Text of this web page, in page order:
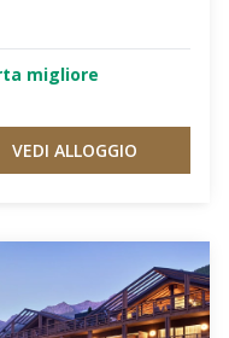
migliore
VEDI ALLOGGIO